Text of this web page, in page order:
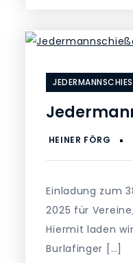
Einladung zum
2025 für
Hiermit laden
Burlafinger […]